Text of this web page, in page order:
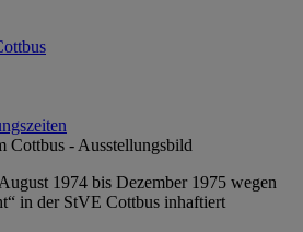
1974 bis Dezember 1975 wegen
in der StVE Cottbus inhaftiert